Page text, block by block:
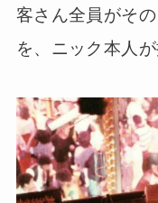
客さん全員がそ
を、ニック本人